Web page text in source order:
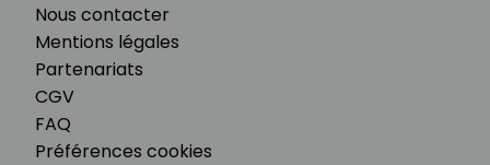
Nous contacter
Mentions légales
Partenariats
CGV
FAQ
Préférences cookies